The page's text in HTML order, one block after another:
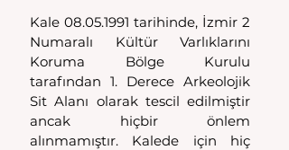
Kale 08.05.1991 tarihinde, İzmir 2
Numaralı Kültür Varlıklarını
Koruma Bölge Kurulu
tarafından 1. Derece Arkeolojik
Sit Alanı olarak tescil edilmiştir
ancak hiçbir önlem
alınmamıştır. Kalede için hiç